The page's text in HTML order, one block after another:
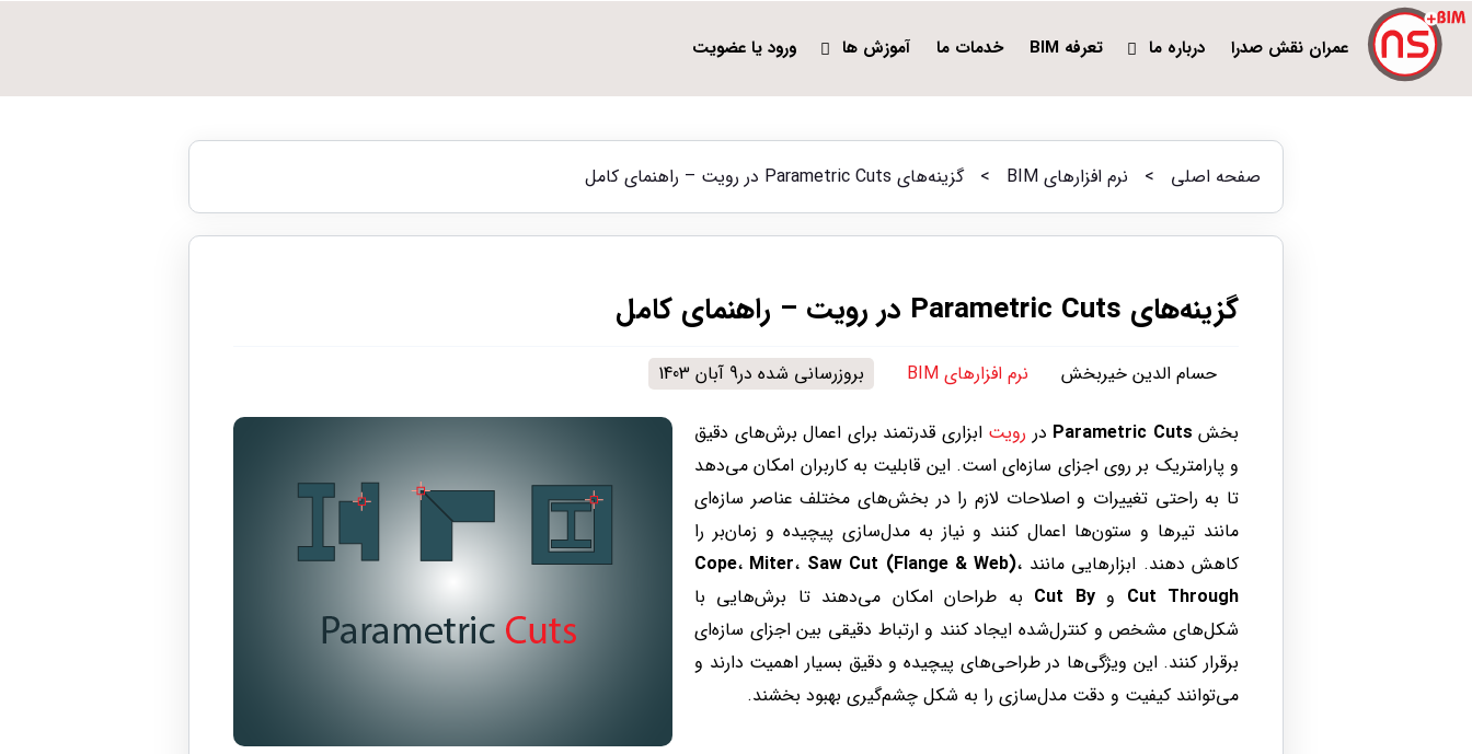
عمران نقش صدرا درباره ما تعرفه BIM خدمات ما آموزش ها ورود یا عضویت
صفحه اصلی > نرم افزارهای BIM >گزینه‌های Parametric Cuts در رویت – راهنمای کامل
گزینه‌های Parametric Cuts در رویت – راهنمای کامل
حسام الدین خیربخش نرم افزارهای BIM بروزرسانی شده در9 آبان 1403
بخش Parametric Cuts در رویت ابزاری قدرتمند برای اعمال برش‌های دقیق
و پارامتریک بر روی اجزای سازه‌ای است. این قابلیت به کاربران امکان می‌دهد
تا به راحتی تغییرات و اصلاحات لازم را در بخش‌های مختلف عناصر سازه‌ای
مانند تیرها و ستون‌ها اعمال کنند و نیاز به مدل‌سازی پیچیده و زمان‌بر را
کاهش دهند. ابزارهایی مانند
Cope، Miter، Saw Cut (Flange & Web)،
Cut Through وCut By به طراحان امکان می‌دهند تا برش‌هایی با
شکل‌های مشخص و کنترل‌شده ایجاد کنند و ارتباط دقیقی بین اجزای سازه‌ای
برقرار کنند. این ویژگی‌ها در طراحی‌های پیچیده و دقیق بسیار اهمیت دارند و
می‌توانند کیفیت و دقت مدل‌سازی را به شکل چشم‌گیری بهبود بخشند.